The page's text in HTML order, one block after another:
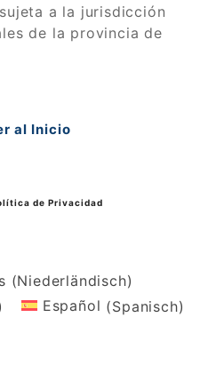
a la jurisdicción
de la provincia de
al Inicio
de Privacidad
(Niederländisch)
Español (Spanisch)